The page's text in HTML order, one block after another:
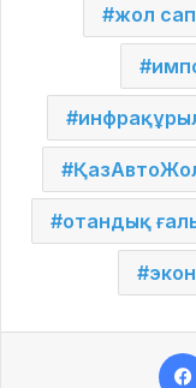
жол
отандық